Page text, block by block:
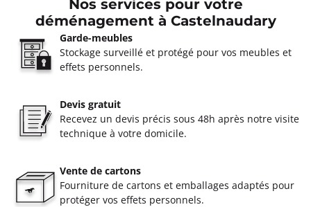
Nos services pour votre
déménagement à Castelnaudary
Garde-meubles
Stockage surveillé et protégé pour vos meubles et
effets personnels.
Devis gratuit
Recevez un devis précis sous 48h après notre visite
technique à votre domicile.
Vente de cartons
Fourniture de cartons et emballages adaptés pour
protéger vos effets personnels.